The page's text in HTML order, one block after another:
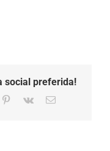
social preferida!
Pinterest
Vk Email: